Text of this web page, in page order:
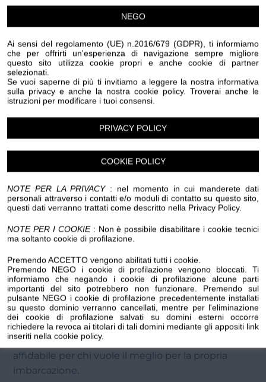
NEGO
Ai sensi del regolamento (UE) n.2016/679 (GDPR), ti informiamo
che per offrirti un'esperienza di navigazione sempre migliore
questo sito utilizza cookie propri e anche cookie di partner
selezionati.
Se vuoi saperne di più ti invitiamo a leggere la nostra informativa
sulla privacy e anche la nostra cookie policy. Troverai anche le
istruzioni per modificare i tuoi consensi.
PRIVACY POLICY
COOKIE POLICY
NOTE PER LA PRIVACY: nel momento in cui manderete dati
personali attraverso i contatti e/o moduli di contatto su questo sito,
questi dati verranno trattati come descritto nella Privacy Policy.
NOTE PER I COOKIE: Non è possibile disabilitare i cookie tecnici
ma soltanto cookie di profilazione.
Premendo ACCETTO vengono abilitati tutti i cookie.
Premendo NEGO i cookie di profilazione vengono bloccati. Ti
informiamo che negando i cookie di profilazione alcune parti
importanti del sito potrebbero non funzionare. Premendo sul
pulsante NEGO i cookie di profilazione precedentemente installati
su questo dominio verranno cancellati, mentre per l'eliminazione
dei cookie di profilazione salvati su domini esterni occorre
richiedere la revoca ai titolari di tali domini mediante gli appositi link
inseriti nella cookie policy.
sostituzione completa degli apparati di bordo,
che serve alla tua imbarcazione.
🛒Ampia gamma di prodotti
– Accessori, pezzi di
ricambio e attrezzature nautiche sempre
disponibili.
🛠️Tecnici qualificati– Il nostro team è formato
per offrire assistenza specializzata sui vostri motori
e impianto di bordo.
💰Prezzi concorrenziali– Offriamo il miglior
rapporto qualità-prezzo per garantirti convenienza
senza compromessi.
Supporto personalizzato – Ogni cliente è
unico: ti consigliamo soluzioni su misura per
navigare in tranquillità.
Grazie a Luca, che ha portato innovazione e nuovi
servizi, e a Giuliana, che ha ampliato l’offerta del
negozio, oggi Nautica Pistarino è un partner
affidabile per chi vuole il meglio per la propria
imbarcazione.